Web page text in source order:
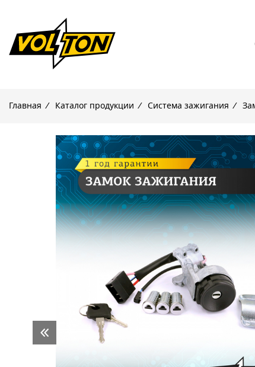
Главная / Каталог продукции / Система зажигания /